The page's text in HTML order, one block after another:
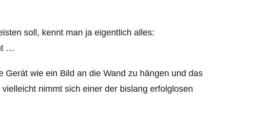
soll, kennt man ja eigentlich alles:
…
wie ein Bild an die Wand zu hängen und das
nimmt sich einer der bislang erfolglosen